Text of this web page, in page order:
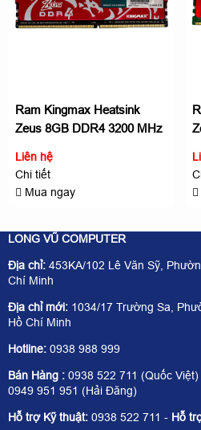
Ram Kingmax Heatsink
Zeus 8GB DDR4 3200 MHz
Liên hệ
Chi tiết
Mua ngay
LONG VŨ COMPUTER
Địa chỉ: 453KA/102 Lê Văn Sỹ,
Chí Minh
Địa chỉ mới: 1034/17 Trường Sa,
Hồ Chí Minh
Hotline: 0938 988 999
Bán Hàng : 0938 522 711 (Quốc
0949 951 951 (Hải Đăng)
Hỗ trợ Kỹ thuật: 0938 522 711 - Hỗ